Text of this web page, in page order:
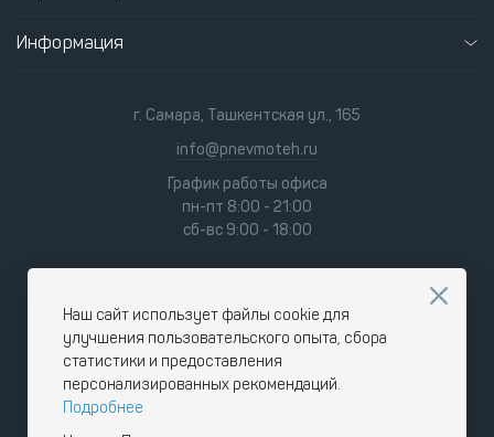
Информация
г. Самара, Ташкентская ул., 165
info@pnevmoteh.ru
График работы офиса
пн-пт 8:00 - 21:00
сб-вс 9:00 - 18:00
Наш сайт использует файлы cookie для
улучшения пользовательского опыта, сбора
статистики и предоставления
персонализированных рекомендаций.
Подробнее